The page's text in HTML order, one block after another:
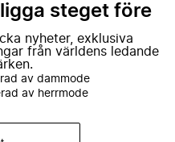
steget före
nyheter, exklusiva
från världens ledande
av dammode
av herrmode